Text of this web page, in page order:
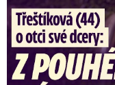
Třeštíková (44) o otci